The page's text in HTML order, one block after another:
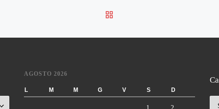
RITORNA ALLA LISTA
AGOSTO 2026
L M M G V S D
1 2